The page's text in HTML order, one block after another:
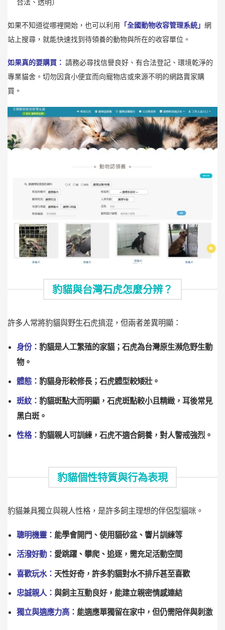
如果不知道從哪裡開始，也可以利用 「全國動物收容管理系統」 網
站上搜尋，就能快速找到待領養的動物與所在的收容單位。
如果真的要購買： 請務必尋找信譽良好、有合法登記、環境乾淨的
專業貓舍。切勿因貪小便宜而向寵物店或來源不明的網路賣家購
買。
豹貓與台灣石虎怎麼分辨？
許多人常將豹貓與野生石虎搞混，但兩者差異明顯：
身份：豹貓是人工繁殖的家貓；石虎為台灣原生瀕危野生動
物。
體態：豹貓身形較修長；石虎體型較矮壯。
斑紋：豹貓斑點大而明顯，石虎斑點較小且精緻，耳後常見
黑白斑。
性格：豹貓親人可訓練，石虎不適合飼養，對人警戒強烈。
豹貓個性特質與行為表現
豹貓兼具獨立與親人性格，是許多飼主理想的伴侶型貓咪。
聰明機靈： 能學會開門、使用貓砂盆、響片訓練等
活潑好動： 愛跳躍、攀爬、追逐，需充足活動空間
喜歡玩水： 天性好奇，許多豹貓對水不排斥甚至喜歡
忠誠親人：與飼主互動良好，能建立親密情感連結
獨立與適應力高： 能適應單獨留在家中，但仍需陪伴與刺激